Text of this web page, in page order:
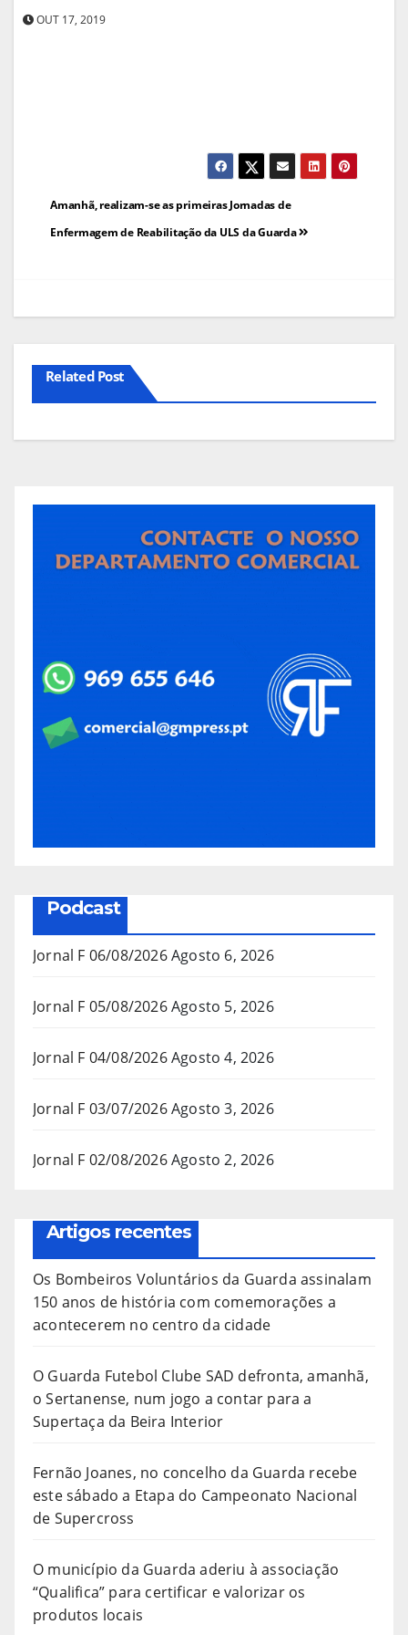
OUT 17, 2019
Navegação
de
Amanhã, realizam-se as primeiras Jornadas de
Enfermagem de Reabilitação da ULS da Guarda
Related Post
Podcast
Jornal F 06/08/2026Agosto 6, 2026
Jornal F 05/08/2026Agosto 5, 2026
Jornal F 04/08/2026Agosto 4, 2026
Jornal F 03/07/2026Agosto 3, 2026
Jornal F 02/08/2026Agosto 2, 2026
Artigos recentes
Os Bombeiros Voluntários da Guarda assinalam
150 anos de história com comemorações a
acontecerem no centro da cidade
O Guarda Futebol Clube SAD defronta, amanhã,
o Sertanense, num jogo a contar para a
Supertaça da Beira Interior
Fernão Joanes, no concelho da Guarda recebe
este sábado a Etapa do Campeonato Nacional
de Supercross
O município da Guarda aderiu à associação
“Qualifica” para certificar e valorizar os
produtos locais